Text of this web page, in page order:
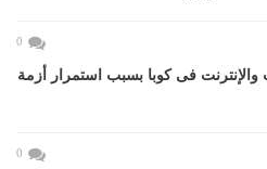
0
فى كوبا بسبب استمرار أزمة
0